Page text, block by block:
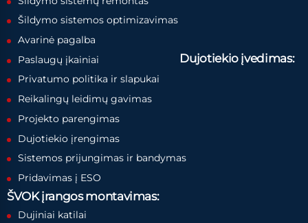
Šildymo sistemos optimizavimas
Avarinė pagalba
Paslaugų įkainiai
Privatumo politika ir slapukai
Dujotiekio įvedimas:
Reikalingų leidimų gavimas
Projekto parengimas
Dujotiekio įrengimas
Sistemos prijungimas ir bandymas
Pridavimas į ESO
ŠVOK įrangos montavimas:
Dujiniai katilai